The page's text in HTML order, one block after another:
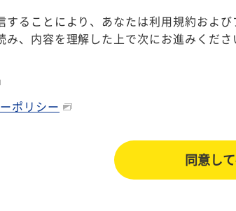
することにより、あなたは利用規約およ
み、内容を理解した上で次にお進みくださ
ポリシー